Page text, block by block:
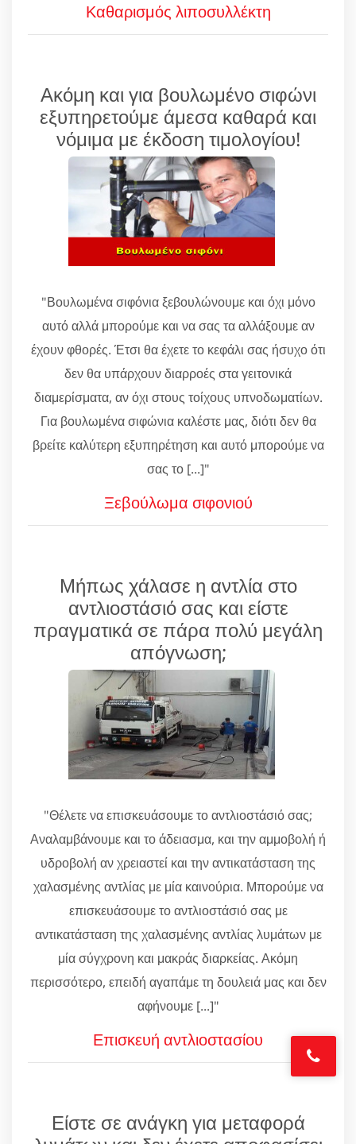
Καθαρισμός λιποσυλλέκτη
Ακόμη και για βουλωμένο σιφώνι
εξυπηρετούμε άμεσα καθαρά και
νόμιμα με έκδοση τιμολογίου!
"Βουλωμένα σιφόνια ξεβουλώνουμε και όχι μόνο
αυτό αλλά μπορούμε και να σας τα αλλάξουμε αν
έχουν φθορές. Έτσι θα έχετε το κεφάλι σας ήσυχο ότι
δεν θα υπάρχουν διαρροές στα γειτονικά
διαμερίσματα, αν όχι στους τοίχους υπνοδωματίων.
Για βουλωμένα σιφώνια καλέστε μας, διότι δεν θα
βρείτε καλύτερη εξυπηρέτηση και αυτό μπορούμε να
σας το [...]"
Ξεβούλωμα σιφονιού
Μήπως χάλασε η αντλία στο
αντλιοστάσιό σας και είστε
πραγματικά σε πάρα πολύ μεγάλη
απόγνωση;
"Θέλετε να επισκευάσουμε το αντλιοστάσιό σας;
Αναλαμβάνουμε και το άδειασμα, και την αμμοβολή ή
υδροβολή αν χρειαστεί και την αντικατάσταση της
χαλασμένης αντλίας με μία καινούρια. Μπορούμε να
επισκευάσουμε το αντλιοστάσιό σας με
αντικατάσταση της χαλασμένης αντλίας λυμάτων με
μία σύγχρονη και μακράς διαρκείας. Ακόμη
περισσότερο, επειδή αγαπάμε τη δουλειά μας και δεν
αφήνουμε [...]"
Επισκευή αντλιοστασίου
Είστε σε ανάγκη για μεταφορά